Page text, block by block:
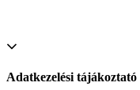
Adatkezelési